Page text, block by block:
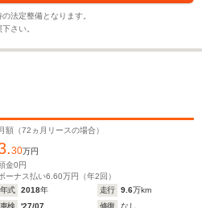
22.4km/L
法定整備となります。
さい。
月額（72 ヵ月リースの場合）
30万円
金0円
ーナス払い6.60万円（年2回）
年式
2018年 走行 9.6万km
車検
'27/07 修復
なし